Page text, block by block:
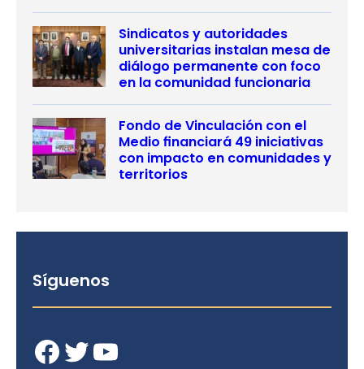
Sindicatos y autoridades
universitarias instalan mesa de
diálogo permanente con foco
en la comunidad funcionaria
Fondo de Vinculación con el
Medio financiará 49 iniciativas
con impacto en comunidades y
territorios
Síguenos
Facebook Twitter YouTube